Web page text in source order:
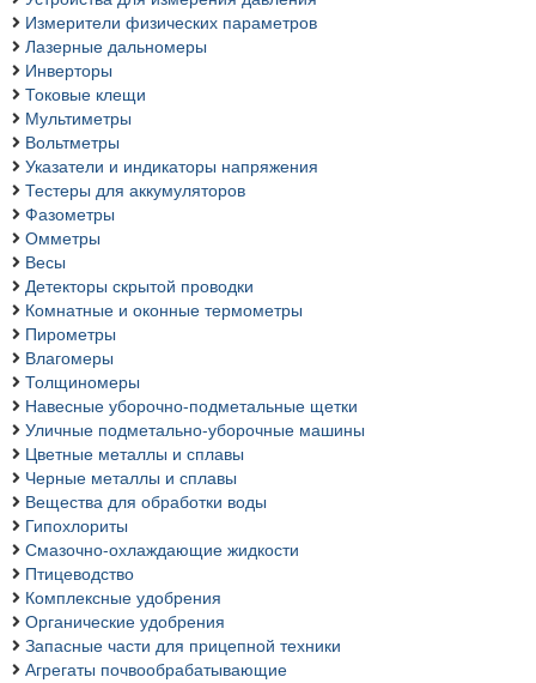
Измерители физических параметров
Лазерные дальномеры
Инверторы
Токовые клещи
Мультиметры
Вольтметры
Указатели и индикаторы напряжения
Тестеры для аккумуляторов
Фазометры
Омметры
Весы
Детекторы скрытой проводки
Комнатные и оконные термометры
Пирометры
Влагомеры
Толщиномеры
Навесные уборочно-подметальные щетки
Уличные подметально-уборочные машины
Цветные металлы и сплавы
Черные металлы и сплавы
Вещества для обработки воды
Гипохлориты
Смазочно-охлаждающие жидкости
Птицеводство
Комплексные удобрения
Органические удобрения
Запасные части для прицепной техники
Агрегаты почвообрабатывающие